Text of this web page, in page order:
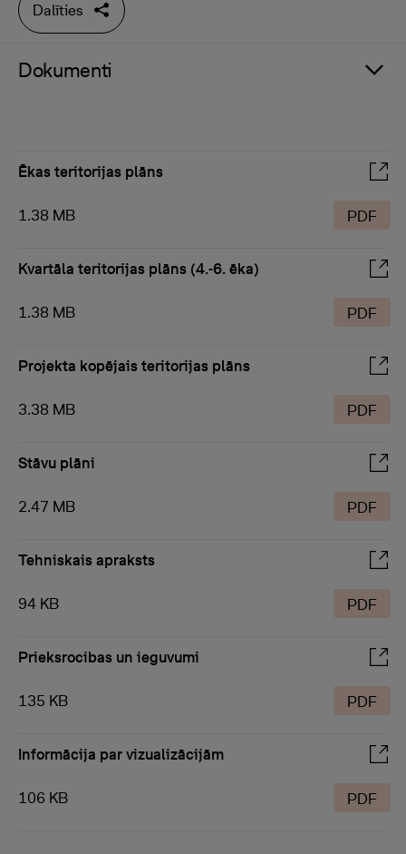
Dalīties
Dokumenti
Ēkas teritorijas plāns
1.38 MB PDF
Kvartāla teritorijas plāns (4.-6. ēka)
1.38 MB PDF
Projekta kopējais teritorijas plāns
3.38 MB PDF
Stāvu plāni
2.47 MB PDF
Tehniskais apraksts
94 KB PDF
Prieksrocibas un ieguvumi
135 KB PDF
Informācija par vizualizācijām
106 KB PDF